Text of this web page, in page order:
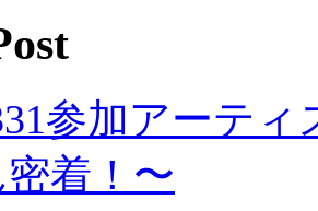
参加アーテ
着！〜